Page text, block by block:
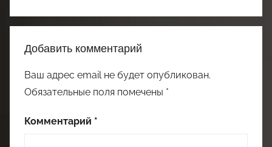
Добавить комментарий
Ваш адрес email не будет опубликован.
Обязательные поля помечены *
Комментарий *